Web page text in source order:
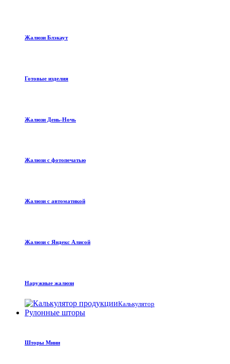
Жалюзи Блэкаут
Готовые изделия
Жалюзи День-Ночь
Жалюзи с фотопечатью
Жалюзи с автоматикой
Жалюзи с Яндекс Алисой
Наружные жалюзи
Калькулятор
Рулонные шторы
Шторы Мини